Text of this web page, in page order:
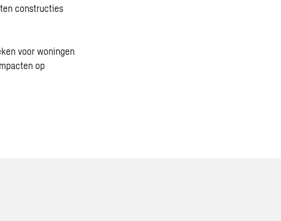
constructies
voor woningen
op